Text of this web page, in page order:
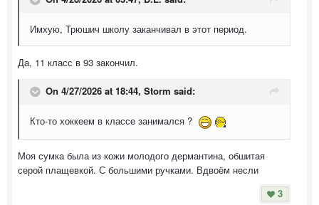
Имхую, Трюшич школу заканчивал в этот период.
Да, 11 класс в 93 закончил.
On 4/27/2026 at 18:44, Storm said:
Кто-то хоккеем в классе занимался ?
Моя сумка была из кожи молодого дермантина, обшитая
серой плащевкой. С большими ручками. Вдвоём несли
3